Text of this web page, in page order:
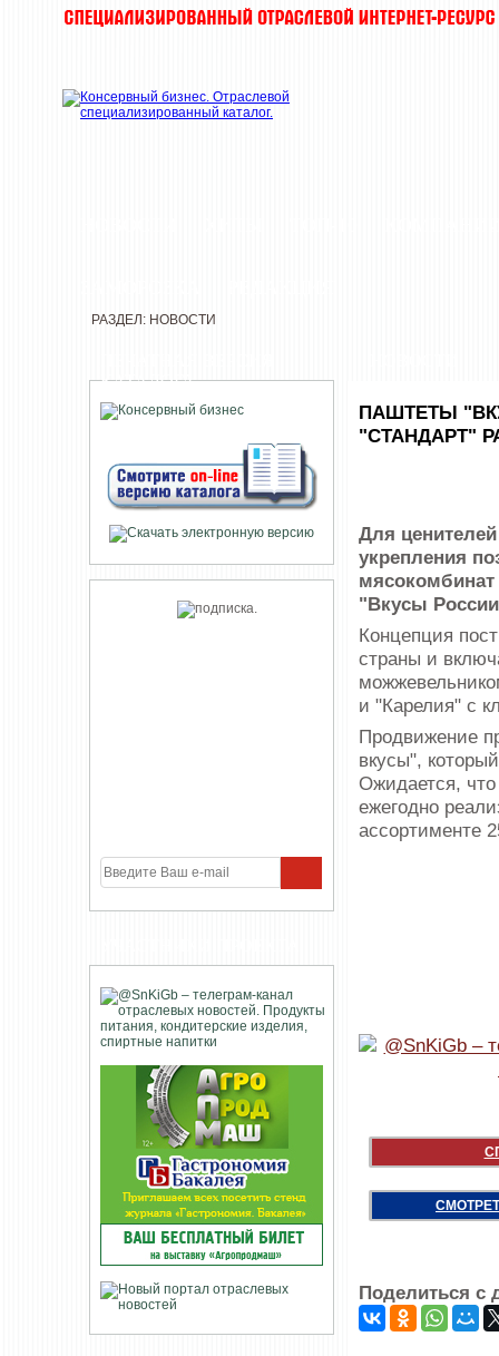
КАТАЛОГА
РАЗДЕЛ: НОВОСТИ
ПАШТЕТЫ
"СТАНДАРТ"
Для
укрепления
"Вкусы
Концепция
страны и
и "Карелия" с
Продвижение
вкусы",
Ожидается,
ежегодно
ассортименте
Поделиться с